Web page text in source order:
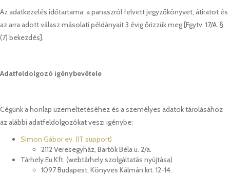
Az adatkezelés időtartama: a panaszról felvett jegyzőkönyvet, átiratot és
az arra adott válasz másolati példányait 3 évig őrizzük meg [Fgytv. 17/A. §
(7) bekezdés].
Adatfeldolgozó igénybevétele
Cégünk a honlap üzemeltetéséhez és a személyes adatok tárolásához
az alábbi adatfeldolgozókat veszi igénybe:
Simon Gábor ev. (IT support)
2112 Veresegyház, Bartók Béla u. 2/a.
Tárhely.Eu Kft. (webtárhely szolgáltatás nyújtása)
1097 Budapest, Könyves Kálmán krt. 12-14.